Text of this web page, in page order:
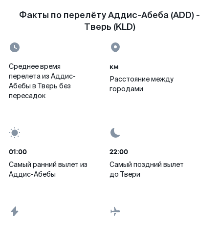
Факты по перелёту Аддис-Абеба (ADD) -
Тверь (KLD)
Среднее время
перелета из Аддис-
Абебы в Тверь без
пересадок
км
Расстояние между
городами
01:00
Самый ранний вылет из
Аддис-Абебы
22:00
Самый поздний вылет
до Твери